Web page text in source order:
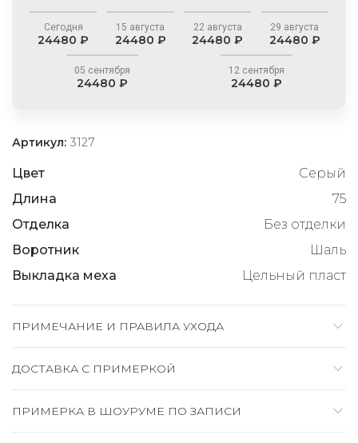
Сегодня
24480 ₽
15 августа
24480 ₽
22 августа
24480 ₽
29 августа
24480 ₽
05 сентября
24480 ₽
12 сентября
24480 ₽
Артикул: 3127
Цвет
Серый
Длина
75
Отделка
Без отделки
Воротник
Шаль
Выкладка меха
Цельный пласт
ПРИМЕЧАНИЕ И ПРАВИЛА УХОДА
ДОСТАВКА C ПРИМЕРКОЙ
ПРИМЕРКА В ШОУРУМЕ ПО ЗАПИСИ